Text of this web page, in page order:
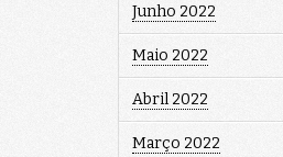
Junho 2022
Maio 2022
Abril 2022
Março 2022